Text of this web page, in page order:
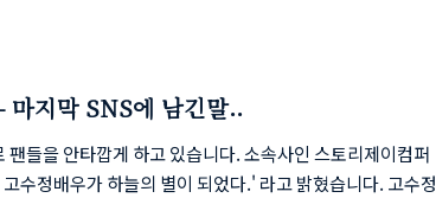
도깨비 고수정 사망 - 마지막 SNS에 남긴말..
팬들을 안타깝게 하고 있습니다. 소속사인 스토리제이컴퍼
수정배우가 하늘의 별이 되었다.' 라고 밝혔습니다. 고수정